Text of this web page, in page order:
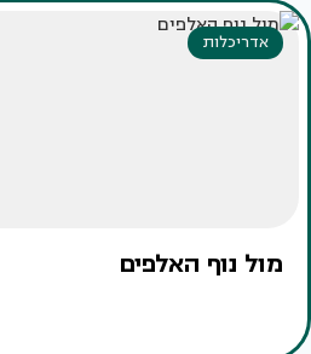
אדריכלות
מול נוף האלפים